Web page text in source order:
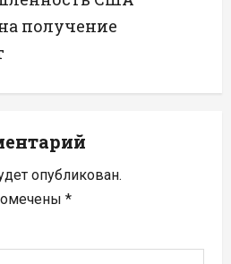
получение
опубликован.
*